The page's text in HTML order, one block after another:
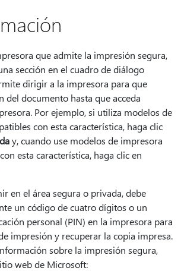
que admite la impresión segura,
sección en el cuadro de diálogo
dirigir a la impresora para que
del documento hasta que acceda
Por ejemplo, si utiliza modelos de
con esta característica, haga clic
y, cuando use modelos de impresora
esta característica, haga clic en
en el área segura o privada, debe
un código de cuatro dígitos o un
personal (PIN) en la impresora para
impresión y recuperar la copia impresa.
sobre la impresión segura,
web de Microsoft: